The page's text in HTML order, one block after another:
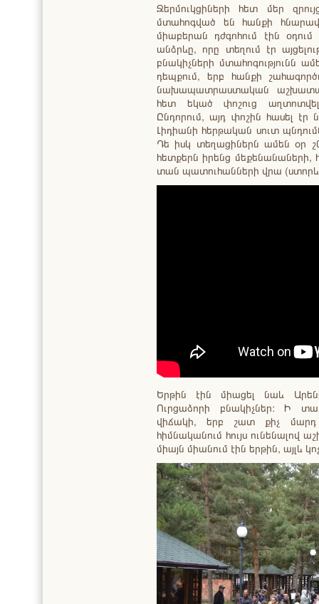
Ջերմուկցիների հետ մեր
մտահոգված են հանքի
միաբերան դժգոհում էին
անձրևը, որը տեղում էր
բնակիչների մտահոգությունն
դեպքում, երբ հանքի
նախապատրաստական
հետ եկած փոշուց աղտոտվել
Ընդորում, այդ փոշին հասել
Լիդիանի հերթական սուտ
Դե իսկ տեղացիներն ամեն օր
հետքերն իրենց մեքենանաների,
տան պատուհանների վրա
Երթին էին միացել նաև
Ուրցաձորի բնակիչներ: Ի
վիճակի, երբ շատ քիչ
հիմնականում հույս ունենալով
միայն միանում էին երթին, այլև